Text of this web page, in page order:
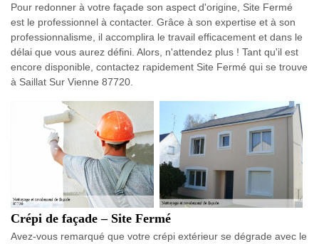
Pour redonner à votre façade son aspect d'origine, Site Fermé
est le professionnel à contacter. Grâce à son expertise et à son
professionnalisme, il accomplira le travail efficacement et dans le
délai que vous aurez défini. Alors, n'attendez plus ! Tant qu'il est
encore disponible, contactez rapidement Site Fermé qui se trouve
à Saillat Sur Vienne 87720.
Crépi de façade – Site Fermé
Avez-vous remarqué que votre crépi extérieur se dégrade avec le